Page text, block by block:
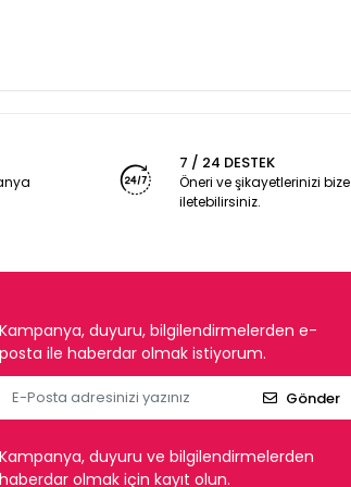
7 / 24 DESTEK
Öneri ve şikayetlerinizi bize
iletebilirsiniz.
Kampanya, duyuru, bilgilendirmelerden e-
posta ile haberdar olmak istiyorum.
Gönder
Kampanya, duyuru ve bilgilendirmelerden
haberdar olmak için kayıt olun.